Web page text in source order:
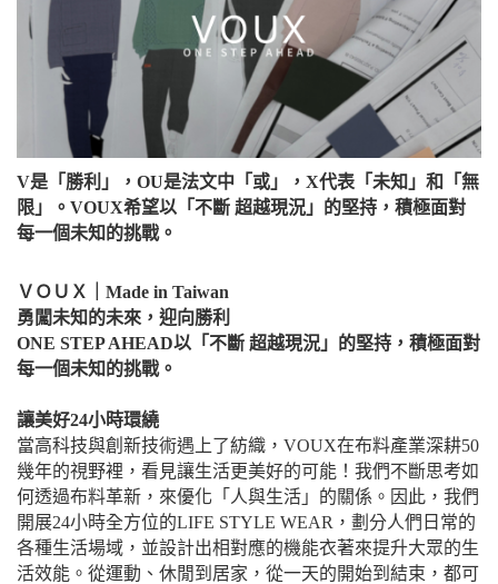
V是「勝利」，OU是法文中「或」，X代表「未知」和「無
限」。VOUX希望以「不斷 超越現況」的堅持，積極面對
每一個未知的挑戰。
ＶＯＵＸ｜Made in Taiwan
勇闖未知的未來，迎向勝利
ONE STEP AHEAD以「不斷 超越現況」的堅持，積極面對
每一個未知的挑戰。
讓美好24小時環繞
當高科技與創新技術遇上了紡織，VOUX在布料產業深耕50
幾年的視野裡，看見讓生活更美好的可能！我們不斷思考如
何透過布料革新，來優化「人與生活」的關係。因此，我們
開展24小時全方位的LIFE STYLE WEAR，劃分人們日常的
各種生活場域，並設計出相對應的機能衣著來提升大眾的生
活效能。從運動、休閒到居家，從一天的開始到結束，都可